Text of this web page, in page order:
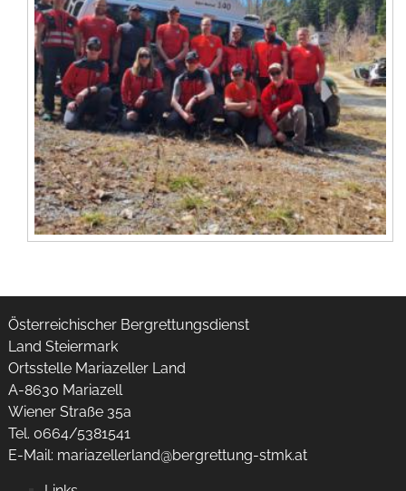
Österreichischer Bergrettungsdienst
Land Steiermark
Ortsstelle Mariazeller Land
A-8630 Mariazell
Wiener Straße 35a
Tel. 0664/5381541
E-Mail: mariazellerland@bergrettung-stmk.at